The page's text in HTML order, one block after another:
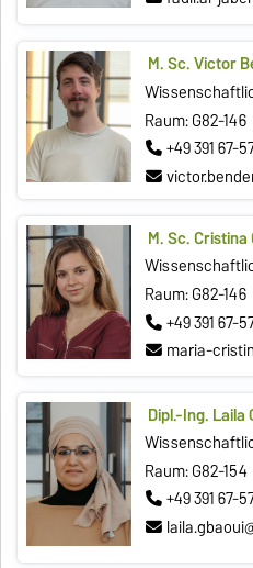
M. Sc. Victor
Raum: G82-146
+49 391 67-
M. Sc. Cristina
Raum: G82-146
+49 391 67-
maria-
Dipl.-Ing. Laila
Raum: G82-154
+49 391 67-